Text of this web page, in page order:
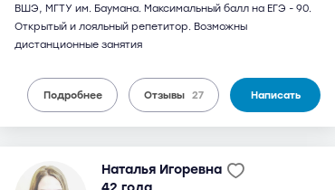
ВШЭ, МГТУ им. Баумана. Максимальный балл на ЕГЭ - 90.
Открытый и лояльный репетитор. Возможны
дистанционные занятия
Подробнее Отзывы 27 Написать
Наталья Игоревна